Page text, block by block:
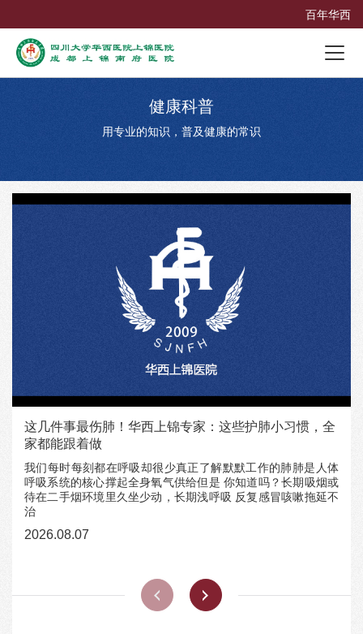
百年华西
健康科普
用专业的知识，普及健康的常识
这几件事最伤肺！华西上锦专家：这些护肺小习惯，全
家都能跟着做
我们每时每刻都在呼吸却很少真正了解默默工作的肺肺是人体
呼吸系统的核心撑起全身氧气供给但是 你知道吗？长期吸烟或
待在二手烟环境里久坐少动，长期浅呼吸 反复感冒咳嗽拖延不
治
2026.08.07